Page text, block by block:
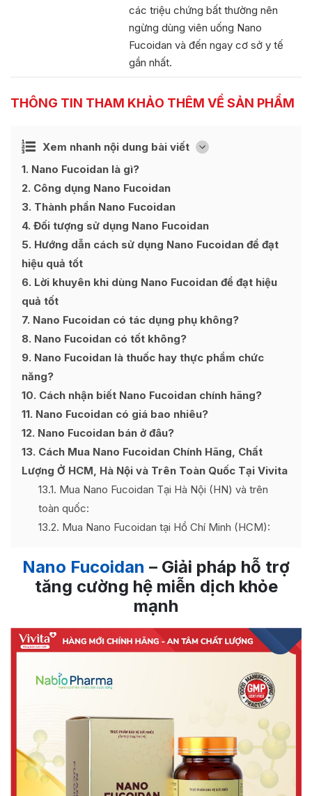
các triệu chứng bất thường nên
ngừng dùng viên uống Nano
Fucoidan và đến ngay cơ sở y tế
gần nhất.
THÔNG TIN THAM KHẢO THÊM VỀ SẢN PHẨM
Xem nhanh nội dung bài viết [
Ẩn
1 Nano Fucoidan là gì?
2 Công dụng Nano Fucoidan
3 Thành phần Nano Fucoidan
4 Đối tượng sử dụng Nano Fucoidan
5 Hướng dẫn cách sử dụng Nano Fucoidan để đạt
hiệu quả tốt
6 Lời khuyên khi dùng Nano Fucoidan để đạt hiệu
quả tốt
7 Nano Fucoidan có tác dụng phụ không?
8 Nano Fucoidan có tốt không?
9 Nano Fucoidan là thuốc hay thực phẩm chức
năng?
10 Cách nhận biết Nano Fucoidan chính hãng?
11 Nano Fucoidan có giá bao nhiêu?
12 Nano Fucoidan bán ở đâu?
13 Cách Mua Nano Fucoidan Chính Hãng, Chất
Lượng Ở HCM, Hà Nội và Trên Toàn Quốc Tại Vivita
13.1 Mua Nano Fucoidan Tại Hà Nội (HN) và trên
toàn quốc:
13.2 Mua Nano Fucoidan tại Hồ Chí Minh (HCM):
Nano Fucoidan – Giải pháp hỗ trợ
tăng cường hệ miễn dịch khỏe
mạnh